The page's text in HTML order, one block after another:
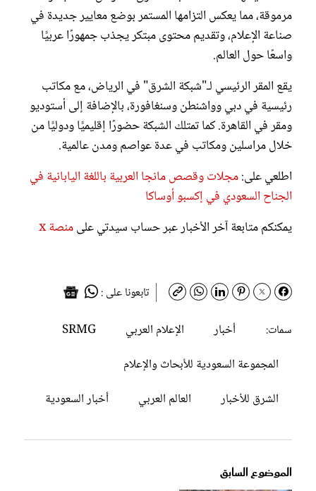
مرموقة، مما يعكس التزامها المستمر بوضع معايير جديدة في
صناعة الإعلام، وتقديم محتوى مبتكر يجذب جمهورًا عربيًّا
واسعًا حول العالم.
يقع المقر الرئيسي لـ"شبكة الشرق" في الرياض، مع مكاتب
رئيسية في دبي وواشنطن وسنغافورة، بالإضافة إلى أستوديو
ومقر في القاهرة. كما تمتلك الشبكة حضورًا إقليميًّا ودوليًّا من
خلال مراسلين ومكاتب في عدة عواصم ومدن عالمية.
اطلعي على:مجلات وقصص مانجا العربية باللغة اليابانية في
الجناح السعودي في إكسبو أوساكا
يمكنكم متابعة آخر الأخبار عبر حساب سيدتي علىمنصة x
تابعونا على :
سمات:
أخبار الإعلام العربي
SRMG
المجموعة السعودية للأبحاث والإعلام
الشرق للأخبار
العالم العربي أخبار السعودية
الموضوع السابق